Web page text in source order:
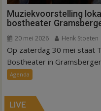
Muziekvoorstelling
bostheater
20 mei 2026 Henk Stoeten
Op zaterdag 30 mei staat
Bostheater in
Agenda
LIVE